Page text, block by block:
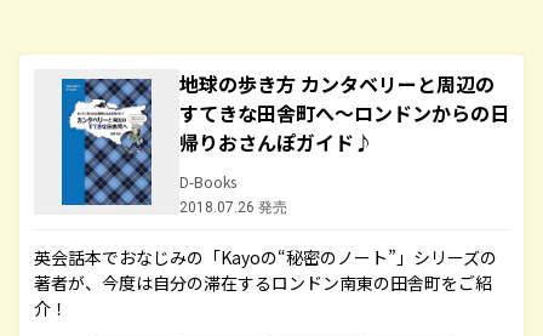
地球の歩き方 カンタベリーと周辺の
すてきな田舎町へ～ロンドンからの日
帰りおさんぽガイド♪
D-Books
2018.07.26 発売
英会話本でおなじみの「Kayoの“秘密のノート”」シリーズの
著者が、今度は自分の滞在するロンドン南東の田舎町をご紹
介！